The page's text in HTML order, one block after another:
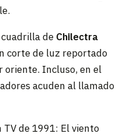
cuadrilla deChilectra
corte de luz reportado
oriente. Incluso, en el
acuden al llamado
de 1991: El viento